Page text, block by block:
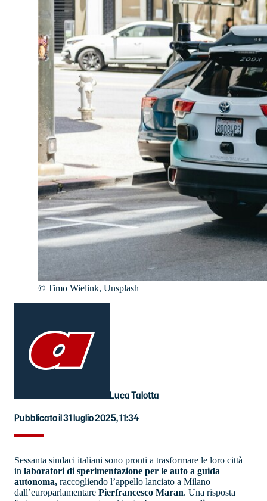
© Timo Wielink, Unsplash
Luca Talotta
Pubblicato il 31 luglio 2025, 11:34
Sessanta sindaci italiani sono pronti a trasformare le loro città
in laboratori di sperimentazione per le auto a guida
autonoma, raccogliendo l’appello lanciato a Milano
dall’europarlamentare Pierfrancesco Maran. Una risposta